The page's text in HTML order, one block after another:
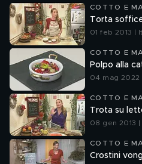
COTTO E
Torta
01 feb 2013 |
COTTO E
Polpo alla
04 mag 2022
COTTO E
Trota su
08 gen 2013 |
COTTO E
Crostini